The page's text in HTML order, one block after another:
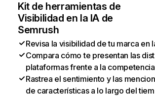
Kit de herramientas de
Visibilidad en la IA de
Semrush
Revisa la visibilidad de tu marca en
Compara cómo te presentan las
plataformas frente a la competencia
Rastrea el sentimiento y las
de características a lo largo del